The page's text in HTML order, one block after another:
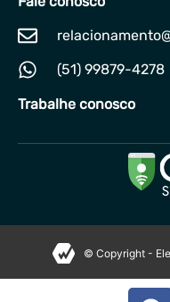
(51) 99879-4278
Trabalhe conosco
© Copyright -